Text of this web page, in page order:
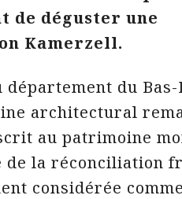
de déguster une
Kamerzell.
du Bas-
architectural
au patrimoine
de la réconciliation
considérée